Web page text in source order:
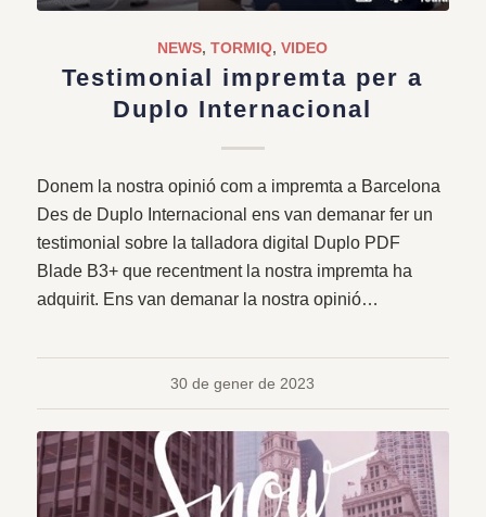
NEWS,TORMIQ,VIDEO
Testimonial impremta per a
Duplo Internacional
Donem la nostra opinió com a impremta a Barcelona
Des de Duplo Internacional ens van demanar fer un
testimonial sobre la talladora digital Duplo PDF
Blade B3+ que recentment la nostra impremta ha
adquirit. Ens van demanar la nostra opinió…
30 de gener de 2023